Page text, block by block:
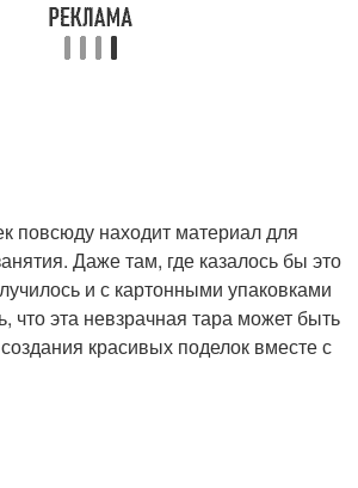
повсюду находит материал для
Даже там, где казалось бы это
и с картонными упаковками
что эта невзрачная тара может быть
красивых поделок вместе с